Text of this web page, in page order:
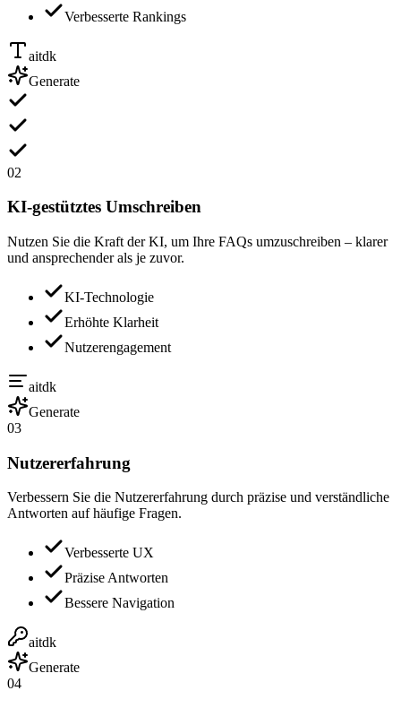
Verbesserte Rankings
aitdk
Generate
02
KI-gestütztes Umschreiben
Nutzen Sie die Kraft der KI, um Ihre FAQs umzuschreiben – klarer
und ansprechender als je zuvor.
KI-Technologie
Erhöhte Klarheit
Nutzerengagement
aitdk
Generate
03
Nutzererfahrung
Verbessern Sie die Nutzererfahrung durch präzise und verständliche
Antworten auf häufige Fragen.
Verbesserte UX
Präzise Antworten
Bessere Navigation
aitdk
Generate
04